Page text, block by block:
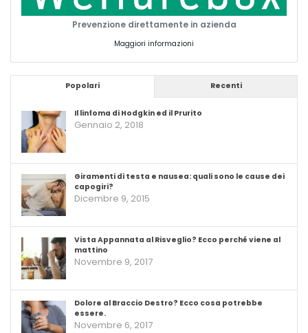
Prevenzione direttamente in azienda
Maggiori informazioni
Popolari Recenti
Il linfoma di Hodgkin ed il Prurito
Gennaio 2, 2018
Giramenti di testa e nausea: quali sono le cause dei
capogiri?
Dicembre 9, 2015
Vista Appannata al Risveglio? Ecco perché viene al
mattino
Novembre 9, 2017
Dolore al Braccio Destro? Ecco cosa potrebbe
essere.
Novembre 6, 2017